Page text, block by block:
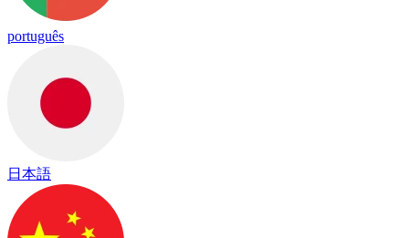
português
日本語